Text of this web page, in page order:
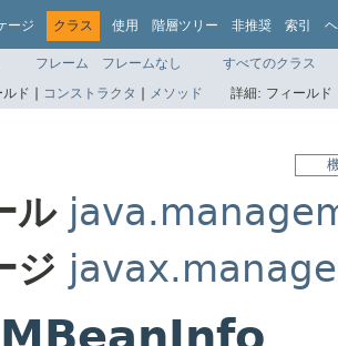
ージ クラス 使用 階層ツリー 非推奨 索引
フレーム フレームなし
すべてのクラス
ルド | コンストラクタ | メソッド 詳細: フィール
ル
ジ